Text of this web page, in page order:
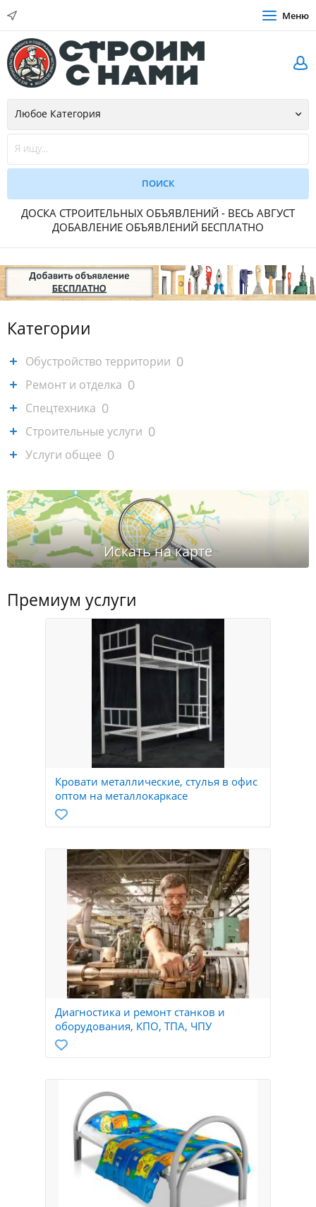
Меню
ДОСКА СТРОИТЕЛЬНЫХ ОБЪЯВЛЕНИЙ - ВЕСЬ АВГУСТ
ДОБАВЛЕНИЕ ОБЪЯВЛЕНИЙ БЕСПЛАТНО
Категории
Обустройство территории 0
Ремонт и отделка 0
Спецтехника 0
Строительные услуги 0
Услуги общее 0
Премиум услуги
Кровати металлические, стулья в офис
оптом на металлокаркасе
Диагностика и ремонт станков и
оборудования, КПО, ТПА, ЧПУ